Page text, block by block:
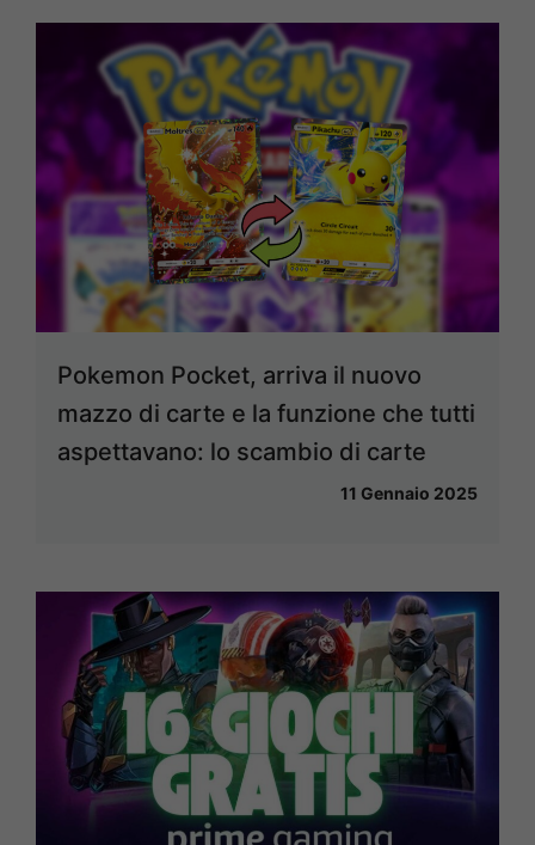
Pokemon Pocket, arriva il nuovo
mazzo di carte e la funzione che tutti
aspettavano: lo scambio di carte
11 Gennaio 2025